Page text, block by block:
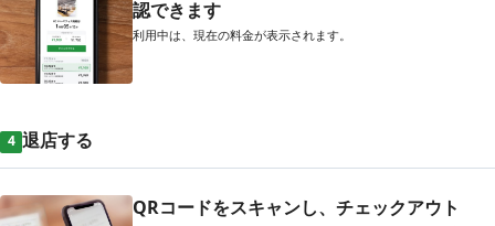
認できます
利用中は、現在の料金が表示されます。
4 退店する
QRコードをスキャンし、チェックアウト